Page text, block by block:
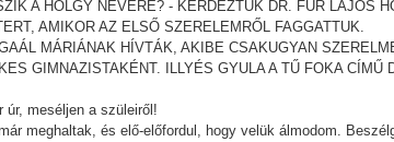
A HÖLGY NEVÉRE? - KÉRDEZTÜK DR. FÜR LAJOS
AMIKOR AZ ELSŐ SZERELEMRŐL FAGGATTUK.
MÁRIÁNAK HÍVTÁK, AKIBE CSAKUGYAN
GIMNAZISTAKÉNT. ILLYÉS GYULA A TŰ FOKA
úr, meséljen a szüleiről!
meghaltak, és elő-előfordul, hogy velük álmodom.